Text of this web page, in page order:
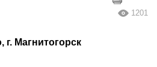
1201
Магнитогорск